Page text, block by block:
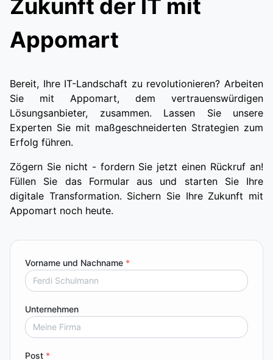
Zukunft der IT mit
Appomart
Bereit, Ihre IT-Landschaft zu revolutionieren? Arbeiten
Sie mit Appomart, dem vertrauenswürdigen
Lösungsanbieter, zusammen. Lassen Sie unsere
Experten Sie mit maßgeschneiderten Strategien zum
Erfolg führen.
Zögern Sie nicht - fordern Sie jetzt einen Rückruf an!
Füllen Sie das Formular aus und starten Sie Ihre
digitale Transformation. Sichern Sie Ihre Zukunft mit
Appomart noch heute.
Vorname und Nachname *
Unternehmen
Post *